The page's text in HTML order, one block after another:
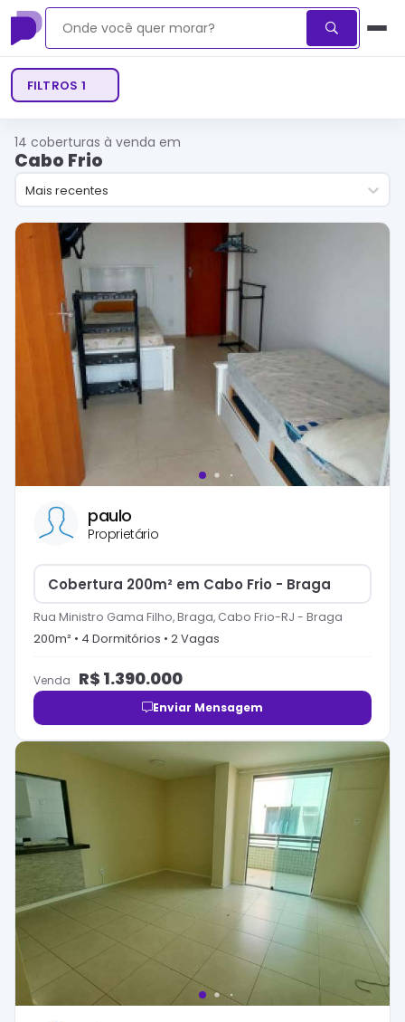
FILTROS 1
14 coberturas à venda em
Cabo Frio
Mais recentes
paulo
Proprietário
Cobertura 200m² em Cabo Frio - Braga
Rua Ministro Gama Filho, Braga, Cabo Frio-RJ - Braga
200m² • 4 Dormitórios • 2Vagas
Venda R$ 1.390.000
Enviar Mensagem